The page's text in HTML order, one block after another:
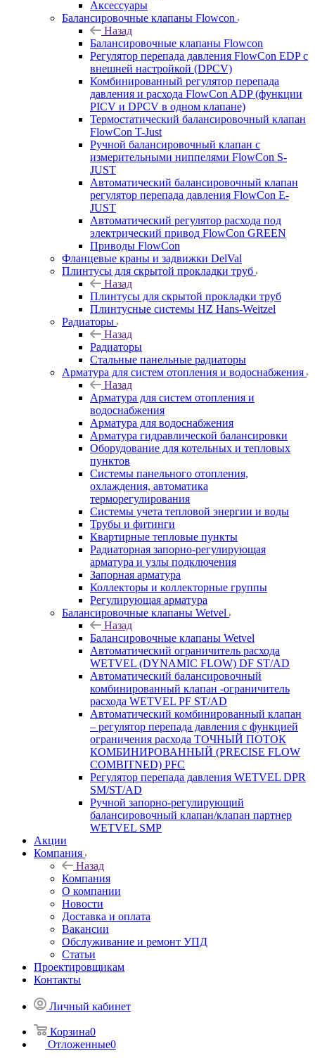
Аксессуары
Балансировочные клапаны Flowcon
Назад
Балансировочные клапаны Flowcon
Регулятор перепада давления FlowСon EDP с
внешней настройкой (DPCV)
Комбинированный регулятор перепада
давления и расхода FlowСon ADP (функции
PICV и DPCV в одном клапане)
Термостатический балансировочный клапан
FlowСon T-Just
Ручной балансировочный клапан с
измерительными ниппелями FlowСon S-
JUST
Автоматический балансировочный клапан
регулятор перепада давления FlowСon E-
JUST
Автоматический регулятор расхода под
электрический привод FlowСon GREEN
Приводы FlowCon
Фланцевые краны и задвижки DelVal
Плинтусы для скрытой прокладки труб
Назад
Плинтусы для скрытой прокладки труб
Плинтусные системы HZ Hans-Weitzel
Радиаторы
Назад
Радиаторы
Стальные панельные радиаторы
Арматура для систем отопления и водоснабжения
Назад
Арматура для систем отопления и
водоснабжения
Арматура для водоснабжения
Арматура гидравлической балансировки
Оборудование для котельных и тепловых
пунктов
Системы панельного отопления,
охлаждения, автоматика
терморегулирования
Системы учета тепловой энергии и воды
Трубы и фитинги
Квартирные тепловые пункты
Радиаторная запорно-регулирующая
арматура и узлы подключения
Запорная арматура
Коллекторы и коллекторные группы
Регулирующая арматура
Балансировочные клапаны Wetvel
Назад
Балансировочные клапаны Wetvel
Автоматический ограничитель расхода
WETVEL (DYNAMIC FLOW) DF ST/AD
Автоматический балансировочный
комбинированный клапан -ограничитель
расхода WETVEL PF ST/AD
Автоматический комбинированный клапан
– регулятор перепада давления с функцией
ограничения расхода ТОЧНЫЙ ПОТОК
КОМБИНИРОВАННЫЙ (PRECISE FLOW
COMBIТNED) PFC
Регулятор перепада давления WETVEL DPR
SM/ST/AD
Ручной запорно-регулирующий
балансировочный клапан/клапан партнер
WETVEL SMP
Акции
Компания
Назад
Компания
О компании
Новости
Доставка и оплата
Вакансии
Обслуживание и ремонт УПД
Статьи
Проектировщикам
Контакты
Личный кабинет
Корзина0
Отложенные0